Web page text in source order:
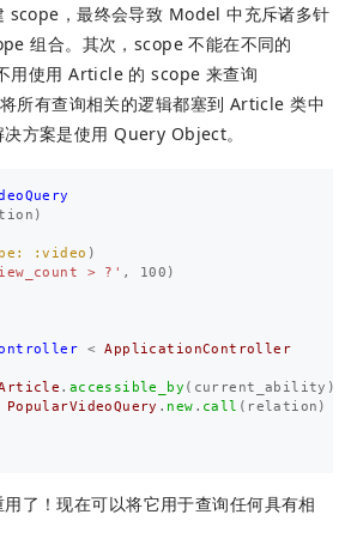
scope，最终会导致 Model 中充斥诸多针
组合。其次，scope 不能在不同的
用使用 Article 的 scope 来查询
所有查询相关的逻辑都塞到 Article 类中
方案是使用 Query Object。
)
:video )
> ?' , 100 )
<
ApplicationController
. accessible_by ( current_ability )
PopularVideoQuery . new . call ( relation )
了！现在可以将它用于查询任何具有相